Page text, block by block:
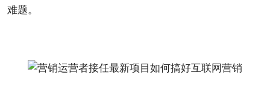
难题。